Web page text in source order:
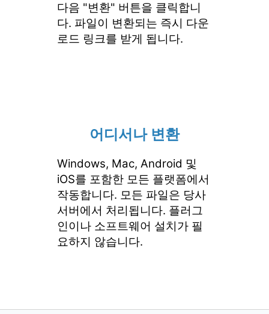
다음 "변환" 버튼을 클릭합니
다. 파일이 변환되는 즉시 다운
로드 링크를 받게 됩니다.
어디서나 변환
Windows, Mac, Android 및
iOS를 포함한 모든 플랫폼에서
작동합니다. 모든 파일은 당사
서버에서 처리됩니다. 플러그
인이나 소프트웨어 설치가 필
요하지 않습니다.